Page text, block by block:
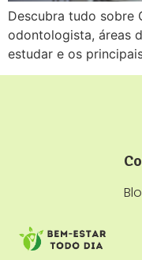
Descubra tudo sobre
odontologista, áreas
estudar e os